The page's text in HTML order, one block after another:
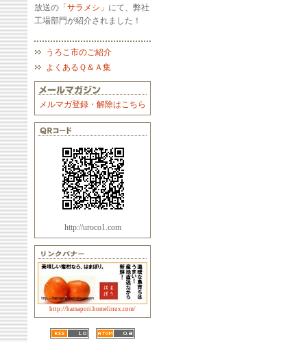
放送の 「サラメシ」 にて、弊社
工場部門が紹介されました！
うろこ市のご紹介
よくあるＱ＆Ａ集
メルマガ登録・解除はこちら
http://uroco1.com
http://hamapori.homelinux.com/